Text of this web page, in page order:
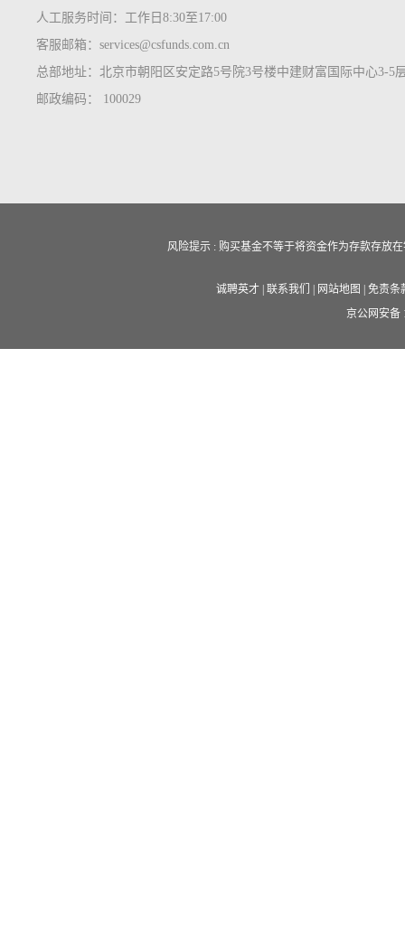
人工服务时间：工作日8:30至17:00
客服邮箱：services@csfunds.com.cn
总部地址：北京市朝阳区安定路5号院3号楼中建财富国际中心3-5
邮政编码： 100029
风险提示 : 购买基金不等于将资金作为存款存放
诚聘英才 联系我们 网站地图
免责条
京公网安备